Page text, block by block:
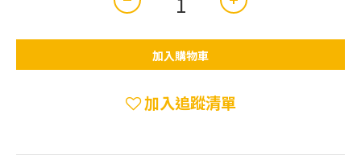
加入購物車
加入追蹤清單